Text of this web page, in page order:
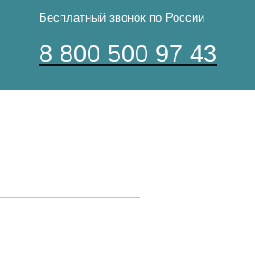
Бесплатный звонок по России
8 800 500 97 43